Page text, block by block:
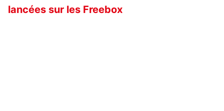
lancées sur les Freebox